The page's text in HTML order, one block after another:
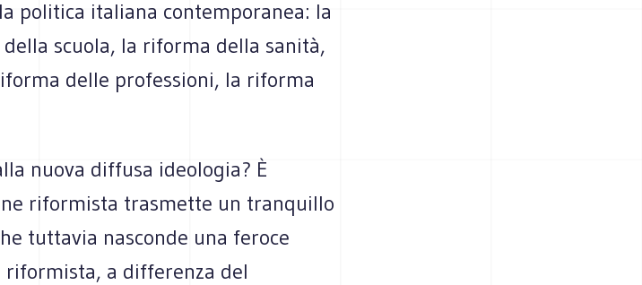
politica italiana contemporanea: la
scuola, la riforma della sanità,
delle professioni, la riforma
nuova diffusa ideologia? È
riformista trasmette un tranquillo
tuttavia nasconde una feroce
a differenza del